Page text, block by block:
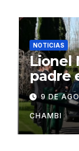
NOTICIAS
Lionel
padre
íntima
9 DE
CHAMBI